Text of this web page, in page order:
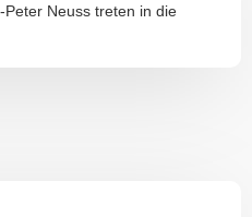
Neuss treten in die